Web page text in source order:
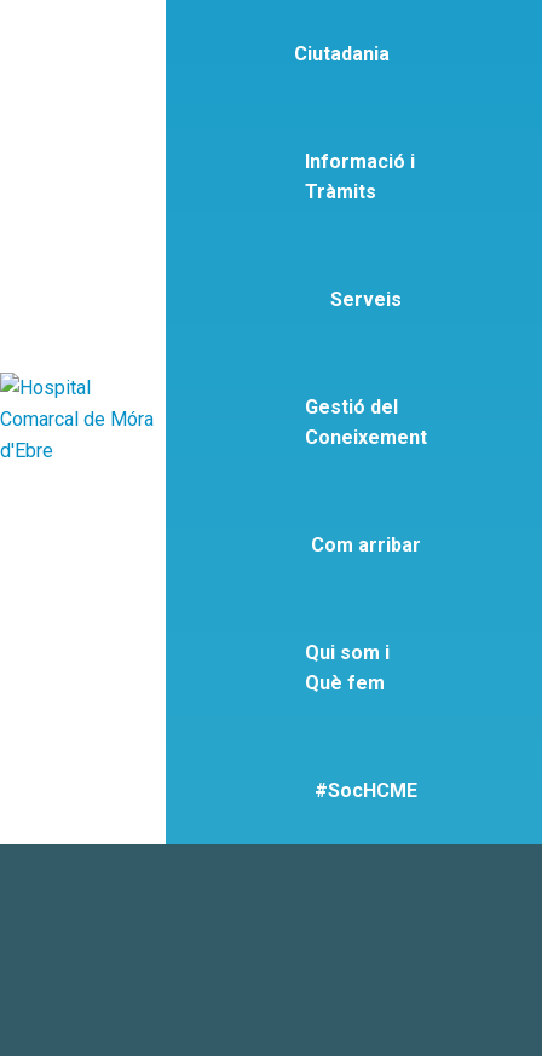
Ciutadania
Informació i
Tràmits
Serveis
Gestió del
Coneixement
Com arribar
Qui som i
Què fem
#SocHCME